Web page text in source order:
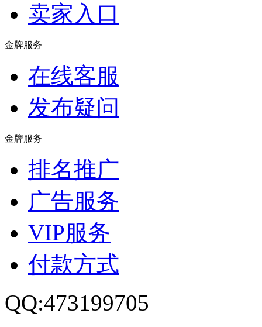
卖家入口
金牌服务
在线客服
发布疑问
金牌服务
排名推广
广告服务
VIP服务
付款方式
QQ:473199705